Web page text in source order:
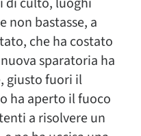
non bastasse, a
che ha costato
sparatoria ha
giusto fuori il
ha aperto il fuoco
a risolvere un